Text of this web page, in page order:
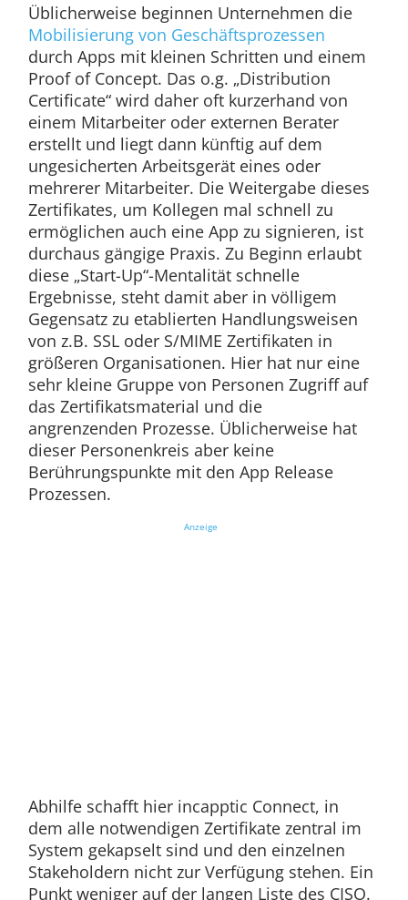
Üblicherweise beginnen Unternehmen die
Mobilisierung von Geschäftsprozessen
durch Apps mit kleinen Schritten und einem
Proof of Concept. Das o.g. „Distribution
Certificate“ wird daher oft kurzerhand von
einem Mitarbeiter oder externen Berater
erstellt und liegt dann künftig auf dem
ungesicherten Arbeitsgerät eines oder
mehrerer Mitarbeiter. Die Weitergabe dieses
Zertifikates, um Kollegen mal schnell zu
ermöglichen auch eine App zu signieren, ist
durchaus gängige Praxis. Zu Beginn erlaubt
diese „Start-Up“-Mentalität schnelle
Ergebnisse, steht damit aber in völligem
Gegensatz zu etablierten Handlungsweisen
von z.B. SSL oder S/MIME Zertifikaten in
größeren Organisationen. Hier hat nur eine
sehr kleine Gruppe von Personen Zugriff auf
das Zertifikatsmaterial und die
angrenzenden Prozesse. Üblicherweise hat
dieser Personenkreis aber keine
Berührungspunkte mit den App Release
Prozessen.
Anzeige
Abhilfe schafft hier incapptic Connect, in
dem alle notwendigen Zertifikate zentral im
System gekapselt sind und den einzelnen
Stakeholdern nicht zur Verfügung stehen. Ein
Punkt weniger auf der langen Liste des CISO.